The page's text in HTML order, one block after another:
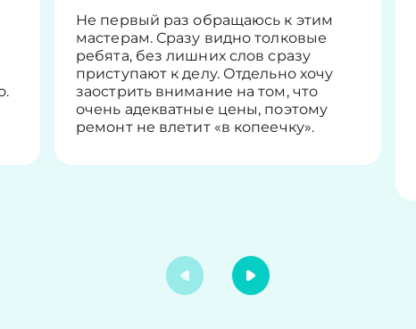
Не первый раз обращаюсь к этим
мастерам. Сразу видно толковые
ребята, без лишних слов сразу
приступают к делу. Отдельно хочу
заострить внимание на том, что
очень адекватные цены, поэтому
ремонт не влетит «в копеечку».